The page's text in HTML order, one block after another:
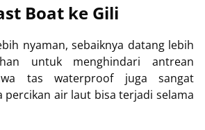
Boat ke Gili
nyaman, sebaiknya datang lebih
untuk menghindari antrean
tas waterproof juga sangat
percikan air laut bisa terjadi selama